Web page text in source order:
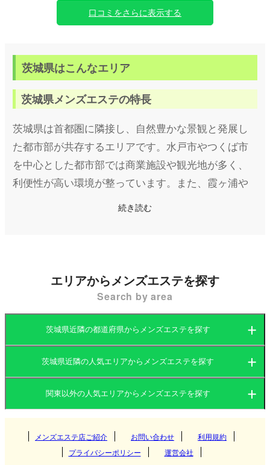
口コミをさらに表示する
茨城県はこんなエリア
茨城県メンズエステの特長
茨城県は首都圏に隣接し、自然豊かな景観と発展し
た都市部が共存するエリアです。水戸市やつくば市
を中心とした都市部では商業施設や観光地が多く、
利便性が高い環境が整っています。また、霞ヶ浦や
筑波山などの自然スポットも豊富で、地元の人々だ
に応える店舗が揃っています。特に、マンション型
の個室エステが主流で、静かなプライベート空間で
リラックスした施術を受けられるお店が多いのが特
徴です。また、出張型のサービスを提供する店舗も
あり、ホテルや自宅などで手軽に施術を受けること
が可能です。
店舗の立地も駅近くや主要道路沿いに多いため、ア
クセスが良好で利用しやすい環境が整っています。
茨城県のメンズエステ店は、都内と比べると料金が
続き読む
エリアからメンズエステを探す
Search by area
茨城県近隣の都道府県からメンズエステを探す
茨城県 群馬県
栃木県 東京都
神奈川県 千葉県
茨城県近隣の人気エリアからメンズエステを探す
つくば 群馬県
関東以外の人気エリアからメンズエステを探す
関西
メンズエステ店ご紹介 お問い合わせ
利用規約
プライバシーポリシー
運営会社